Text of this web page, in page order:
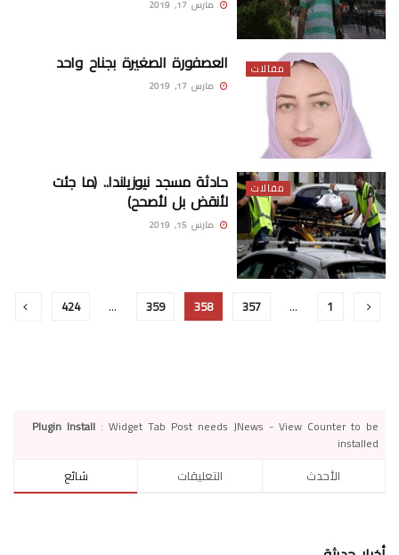
مارس 17, 2019
مقالات العصفورة الصغيرة بجناح واحد
مارس 17, 2019
مقالات حادثة مسجد نيوزيلندا.. (ما جئت
لأنقض بل لأصحح)
مارس 15, 2019
1
…
357
358
359
…
424
Plugin Install : Widget Tab Post needs JNews - View Counter to be
installed
شائع التعليقات الأحدث